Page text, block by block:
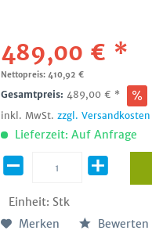
489,00 € *
Nettopreis: 410,92 €
Gesamtpreis:489,00 € *
inkl. MwSt.zzgl. Versandkosten
Lieferzeit: Auf Anfrage
Einheit: Stk
Merken Bewerten